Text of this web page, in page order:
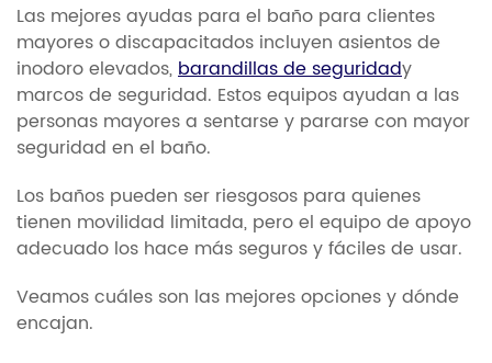
Las mejores ayudas para el baño para clientes
mayores o discapacitados incluyen asientos de
inodoro elevados,barandillas de seguridady
marcos de seguridad. Estos equipos ayudan a las
personas mayores a sentarse y pararse con mayor
seguridad en el baño.
Los baños pueden ser riesgosos para quienes
tienen movilidad limitada, pero el equipo de apoyo
adecuado los hace más seguros y fáciles de usar.
Veamos cuáles son las mejores opciones y dónde
encajan.